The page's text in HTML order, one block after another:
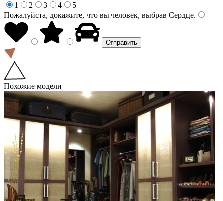
1
2 3 4
5
Пожалуйста, докажите, что вы человек, выбрав Сердце.
Похожие модели